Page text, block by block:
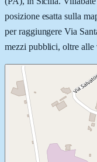
posizione esatta sulla
per raggiungere Via
mezzi pubblici, oltre alle